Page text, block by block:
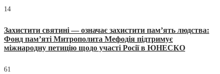
14
Захистити святині — означає захистити пам’ять людства:
Фонд пам’яті Митрополита Мефодія підтримує
міжнародну петицію щодо участі Росії в ЮНЕСКО
61